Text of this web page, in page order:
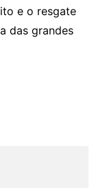
e o resgate
das grandes